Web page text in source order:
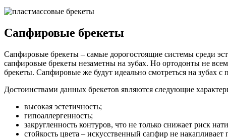
Сапфировые брекеты
Сапфировые брекеты – самые дорогостоящие системы среди
сапфировые брекеты незаметны на зубах. Но ортодонты не
брекеты. Сапфировые же будут идеально смотреться на зубах
Достоинствами данных брекетов являются следующие
высокая эстетичность;
гипоаллергенность;
закругленность контуров, что не только снижает риск
стойкость цвета – искусственный сапфир не